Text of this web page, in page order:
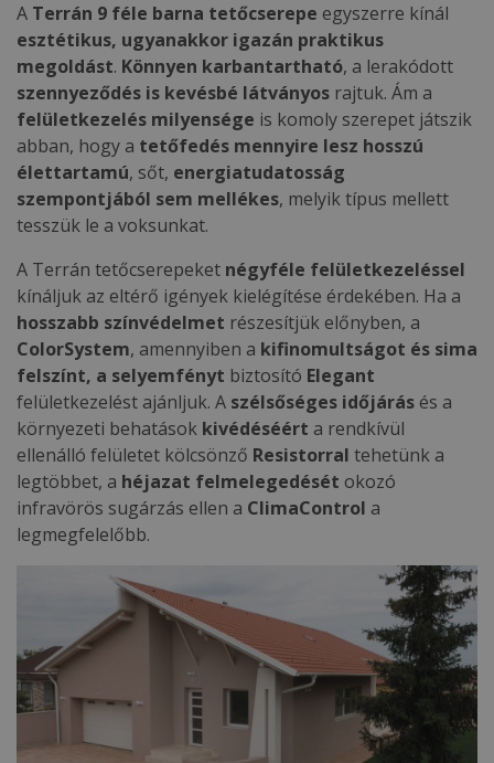
A Terrán 9 féle barna tetőcserepe egyszerre kínál
esztétikus, ugyanakkor igazán praktikus
megoldást. Könnyen karbantartható, a lerakódott
szennyeződés is kevésbé látványos rajtuk. Ám a
felületkezelés milyensége is komoly szerepet játszik
abban, hogy a tetőfedés mennyire lesz hosszú
élettartamú, sőt, energiatudatosság
szempontjából sem mellékes, melyik típus mellett
tesszük le a voksunkat.
A Terrán tetőcserepeket négyféle felületkezeléssel
kínáljuk az eltérő igények kielégítése érdekében. Ha a
hosszabb színvédelmet részesítjük előnyben, a
ColorSystem, amennyiben a kifinomultságot és sima
felszínt, a selyemfényt biztosító Elegant
felületkezelést ajánljuk. A szélsőséges időjárás és a
környezeti behatások kivédéséért a rendkívül
ellenálló felületet kölcsönző Resistorral tehetünk a
legtöbbet, a héjazat felmelegedését okozó
infravörös sugárzás ellen a ClimaControl a
legmegfelelőbb.